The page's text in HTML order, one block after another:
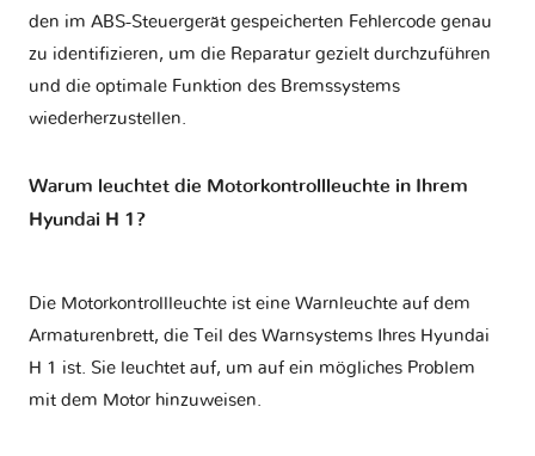
den im ABS-Steuergerät gespeicherten Fehlercode genau
zu identifizieren, um die Reparatur gezielt durchzuführen
und die optimale Funktion des Bremssystems
wiederherzustellen.
Warum leuchtet die Motorkontrollleuchte in Ihrem
Hyundai H 1?
Die Motorkontrollleuchte ist eine Warnleuchte auf dem
Armaturenbrett, die Teil des Warnsystems Ihres Hyundai
H 1 ist. Sie leuchtet auf, um auf ein mögliches Problem
mit dem Motor hinzuweisen.